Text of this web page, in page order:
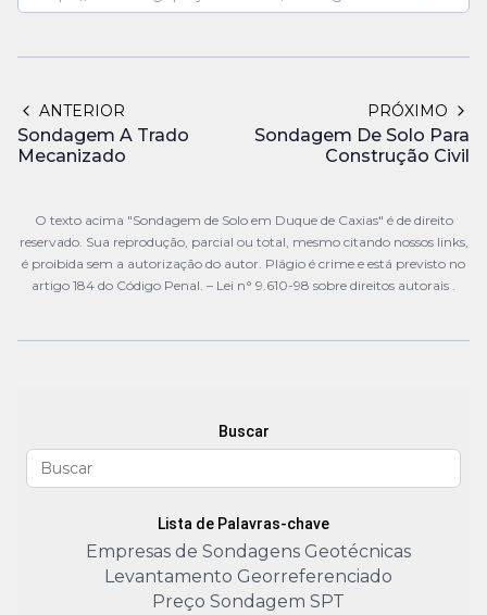
ANTERIOR
Sondagem A Trado
Mecanizado
PRÓXIMO
Sondagem De Solo Para
Construção Civil
O texto acima "Sondagem de Solo em Duque de Caxias" é de direito
reservado. Sua reprodução, parcial ou total, mesmo citando nossos links,
é proibida sem a autorização do autor. Plágio é crime e está previsto no
artigo 184 do Código Penal. – Lei n° 9.610-98 sobre direitos autorais .
Buscar
Lista de Palavras-chave
Empresas de Sondagens Geotécnicas
Levantamento Georreferenciado
Preço Sondagem SPT